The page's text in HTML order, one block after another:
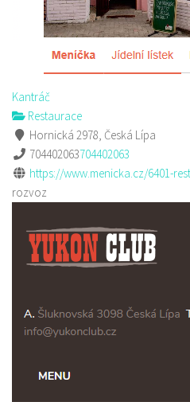
Kantráč
Restaurace
Hornická 2978, Česká Lípa
704402063704402063
https://www.menicka.cz/6401-
rozvoz